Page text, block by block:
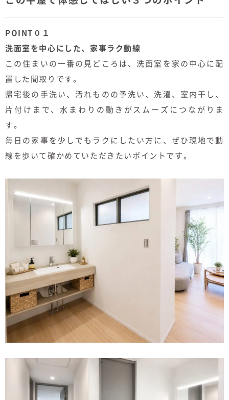
POINT０１
洗面室を中心にした、家事ラク動線
この住まいの一番の見どころは、洗面室を家の中心に配
置した間取りです。
帰宅後の手洗い、汚れものの予洗い、洗濯、室内干し、
片付けまで、水まわりの動きがスムーズにつながりま
す。
毎日の家事を少しでもラクにしたい方に、ぜひ現地で動
線を歩いて確かめていただきたいポイントです。